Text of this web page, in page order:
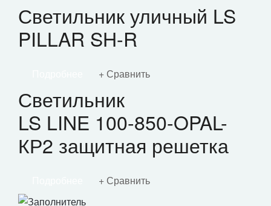
Светильник уличный LS
PILLAR SH-R
Сравнить
Светильник
LS LINE 100-850-OPAL-
КР2 защитная решетка
Сравнить